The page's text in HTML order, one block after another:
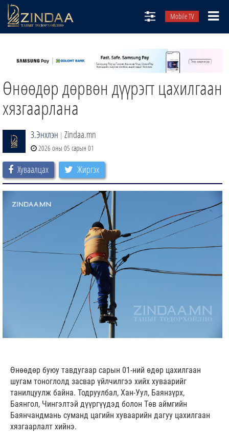
Mobile TV
ТВ8
ӨГЛӨӨНИЙ СОНИН
АУДИО ЗОХИОЛ
ЗИНДАА СЭТГҮҮЛ
Өнөөдөр дөрвөн дүүрэгт цахилгаан
хязгаарлана
З.Энхлэн | Zindaa.mn
2026 оны 05 сарын 01
Хуваалцах Жиргэх
Өнөөдөр буюу тавдугаар сарын 01-ний өдөр цахилгаан
шугам тоноглолд засвар үйлчилгээ хийх хуваарийг
танилцуулж байна. Тодруулбал, Хан-Уул, Баянзүрх,
Баянгол, Чингэлтэй дүүргүүдэд болон Төв аймгийн
Баянчандмань суманд цагийн хуваарийн дагуу цахилгаан
хязгаарлалт хийнэ.